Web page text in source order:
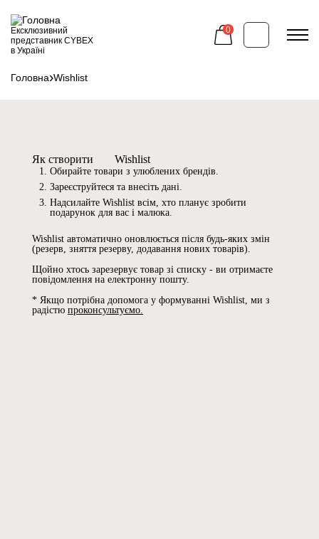
до
основного
вмісту
Ексклюзивний
представник CYBEX
в Україні
0
Головна Wishlist
Як створити Wishlist
Обирайте товари з улюблених брендів.
Зареєструйтеся та внесіть дані.
Надсилайте Wishlist всім, хто планує зробити
подарунок для вас і малюка.
Wishlist автоматично оновлюється після будь-яких змін
(резерв, зняття резерву, додавання нових товарів).
Щойно хтось зарезервує товар зі списку - ви отримаєте
повідомлення на електронну пошту.
* Якщо потрібна допомога у формуванні Wishlist, ми з
радістю проконсультуємо.